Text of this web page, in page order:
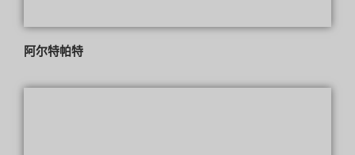
阿尔特帕特